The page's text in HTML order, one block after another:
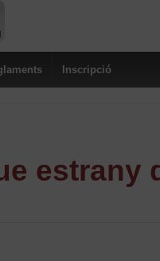
Inscripció
estrany